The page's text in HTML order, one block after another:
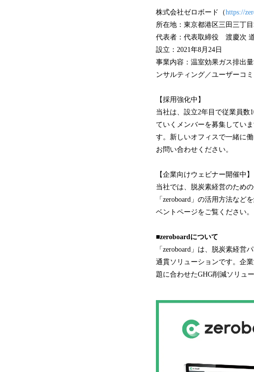
株式会社ゼロボード（https://
所在地：東京都港区三田三丁
代表者：代表取締役 渡慶次
設立：2021年8月24日
事業内容：温室効果ガス排出
ンサルティング／ユーザーコ
【採用強化中】
当社は、設立2年目で従業員数
ていくメンバーを募集してい
す。新しいオフィスで一緒に
お問い合わせください。
【企業向けウェビナー開催中】
当社では、脱炭素経営のため
「zeroboard」の活用方法な
ベントページをご覧ください。
■zeroboardについて
「zeroboard」は、脱炭素経
通貫ソリューションです。企
題に合わせたGHG削減ソリュ